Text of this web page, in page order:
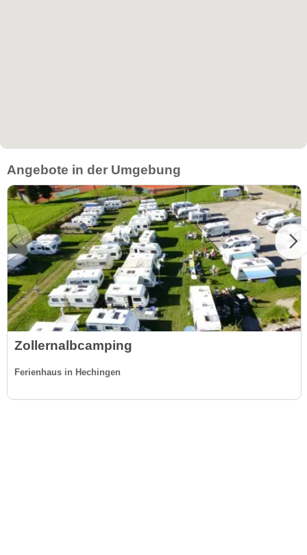
Angebote in der Umgebung
Zollernalbcamping
Ferienhaus in Hechingen